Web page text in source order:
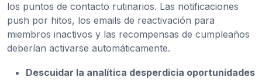
los puntos de contacto rutinarios. Las notificaciones
push por hitos, los emails de reactivación para
miembros inactivos y las recompensas de cumpleaños
deberían activarse automáticamente.
Descuidar la analítica desperdicia oportunidades